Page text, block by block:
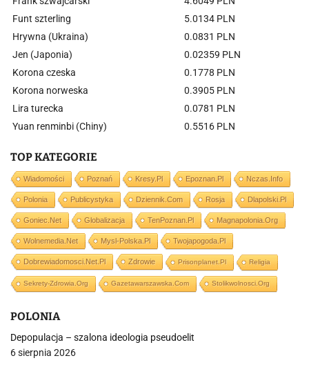
Funt szterling
5.0134 PLN
Hrywna (Ukraina)
0.0831 PLN
Jen (Japonia)
0.02359 PLN
Korona czeska
0.1778 PLN
Korona norweska
0.3905 PLN
Lira turecka
0.0781 PLN
Yuan renminbi (Chiny)
0.5516 PLN
TOP KATEGORIE
Wiadomości Poznań Kresy.pl Epoznan.pl Nczas.info
Polonia Publicystyka Dziennik.com Rosja Dlapolski.pl
Goniec.net Globalizacja TenPoznan.pl Magnapolonia.org
Wolnemedia.net Mysl-Polska.pl Twojapogoda.pl
Dobrewiadomosci.net.pl Zdrowie Prisonplanet.pl Religia
Sekrety-Zdrowia.org Gazetawarszawska.com Stolikwolnosci.org
POLONIA
Depopulacja – szalona ideologia pseudoelit
6 sierpnia 2026